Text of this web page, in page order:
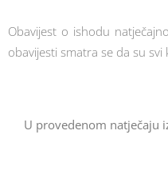
Obavijest o ishodu
obavijesti smatra se da su
U provedenom natječaju